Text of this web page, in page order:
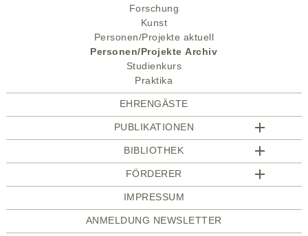
Forschung
Kunst
Personen/Projekte aktuell
Personen/Projekte Archiv
Studienkurs
Praktika
EHRENGÄSTE
PUBLIKATIONEN
BIBLIOTHEK
FÖRDERER
IMPRESSUM
ANMELDUNG NEWSLETTER